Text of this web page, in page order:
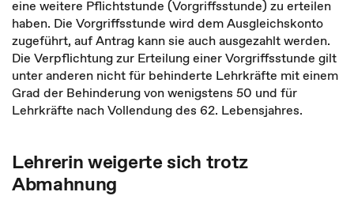
eine weitere Pflichtstunde (Vorgriffsstunde) zu erteilen
haben. Die Vorgriffsstunde wird dem Ausgleichskonto
zugeführt, auf Antrag kann sie auch ausgezahlt werden.
Die Verpflichtung zur Erteilung einer Vorgriffsstunde gilt
unter anderen nicht für behinderte Lehrkräfte mit einem
Grad der Behinderung von wenigstens 50 und für
Lehrkräfte nach Vollendung des 62. Lebensjahres.
Lehrerin weigerte sich trotz
Abmahnung